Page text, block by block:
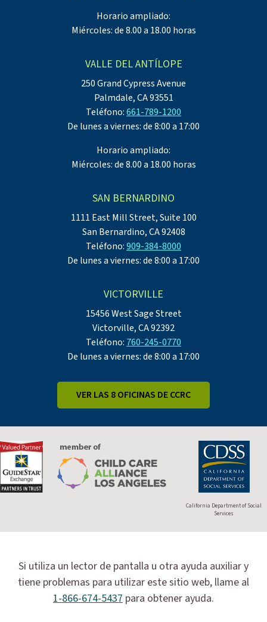
Horario ampliado:
Miércoles: de 8.00 a 18.00 horas
VALLE DEL ANTÍLOPE
250 Grand Cypress Avenue
Palmdale, CA 93551
Teléfono:661-789-1200
De lunes a viernes: de 8:00 a 17:00
Horario ampliado:
Miércoles: de 8.00 a 18.00 horas
SAN BERNARDINO
1111 East Mill Street, Suite 100
San Bernardino, CA 92408
Teléfono:909-384-8000
De lunes a viernes: de 8:00 a 17:00
VICTORVILLE
15456 West Sage Street
Victorville, CA 92392
Teléfono: 760-245-0770
De lunes a viernes: de 8:00 a 17:00
VER LAS 8 OFICINAS DE CCRC
California Department of Social
Services
Si utiliza un lector de pantalla u otra ayuda auxiliar y
tiene problemas para utilizar este sitio web, llame al
1-866-674-5437 para obtener ayuda.